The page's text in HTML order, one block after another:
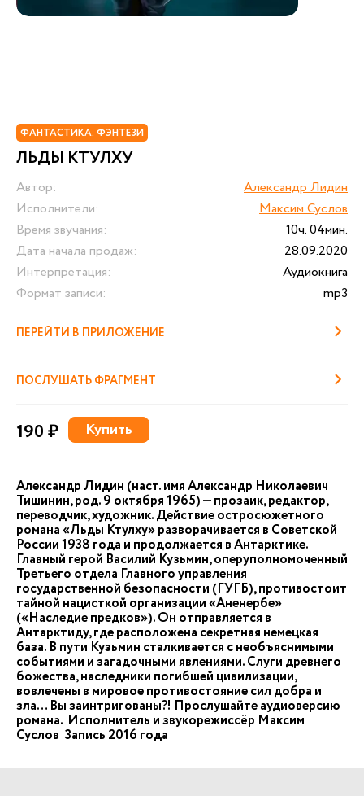
ФАНТАСТИКА. ФЭНТЕЗИ
ЛЬДЫ КТУЛХУ
Автор:
Александр Лидин
Исполнители:
Максим Суслов
Время звучания:
10ч. 04мин.
Дата начала продаж:
28.09.2020
Интерпретация:
Аудиокнига
Формат записи:
mp3
ПЕРЕЙТИ В ПРИЛОЖЕНИЕ
ПОСЛУШАТЬ ФРАГМЕНТ
190 ₽ Купить
Александр Лидин (наст. имя Александр Николаевич
Тишинин, род. 9 октября 1965) — прозаик, редактор,
переводчик, художник. Действие остросюжетного
романа «Льды Ктулху» разворачивается в Советской
России 1938 года и продолжается в Антарктике.
Главный герой Василий Кузьмин, оперуполномоченный
Третьего отдела Главного управления
государственной безопасности (ГУГБ), противостоит
тайной нацисткой организации «Аненербе»
(«Наследие предков»). Он отправляется в
Антарктиду, где расположена секретная немецкая
база. В пути Кузьмин сталкивается с необъяснимыми
событиями и загадочными явлениями. Слуги древнего
божества, наследники погибшей цивилизации,
вовлечены в мировое противостояние сил добра и
зла… Вы заинтригованы?! Прослушайте аудиоверсию
романа. Исполнитель и звукорежиссёр Максим
Суслов Запись 2016 года